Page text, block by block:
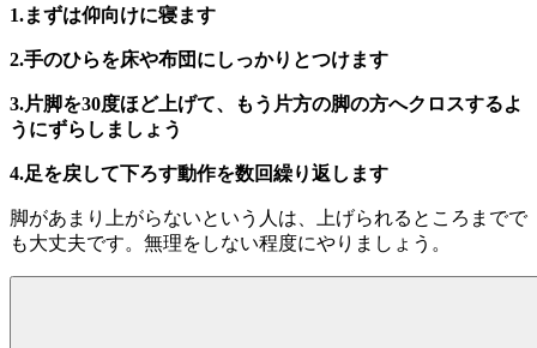
1.まずは仰向けに寝ます
2.手のひらを床や布団にしっかりとつけます
3.片脚を30度ほど上げて、もう片方の脚の方へクロスするよ
うにずらしましょう
4.足を戻して下ろす動作を数回繰り返します
脚があまり上がらないという人は、上げられるところまでで
も大丈夫です。無理をしない程度にやりましょう。